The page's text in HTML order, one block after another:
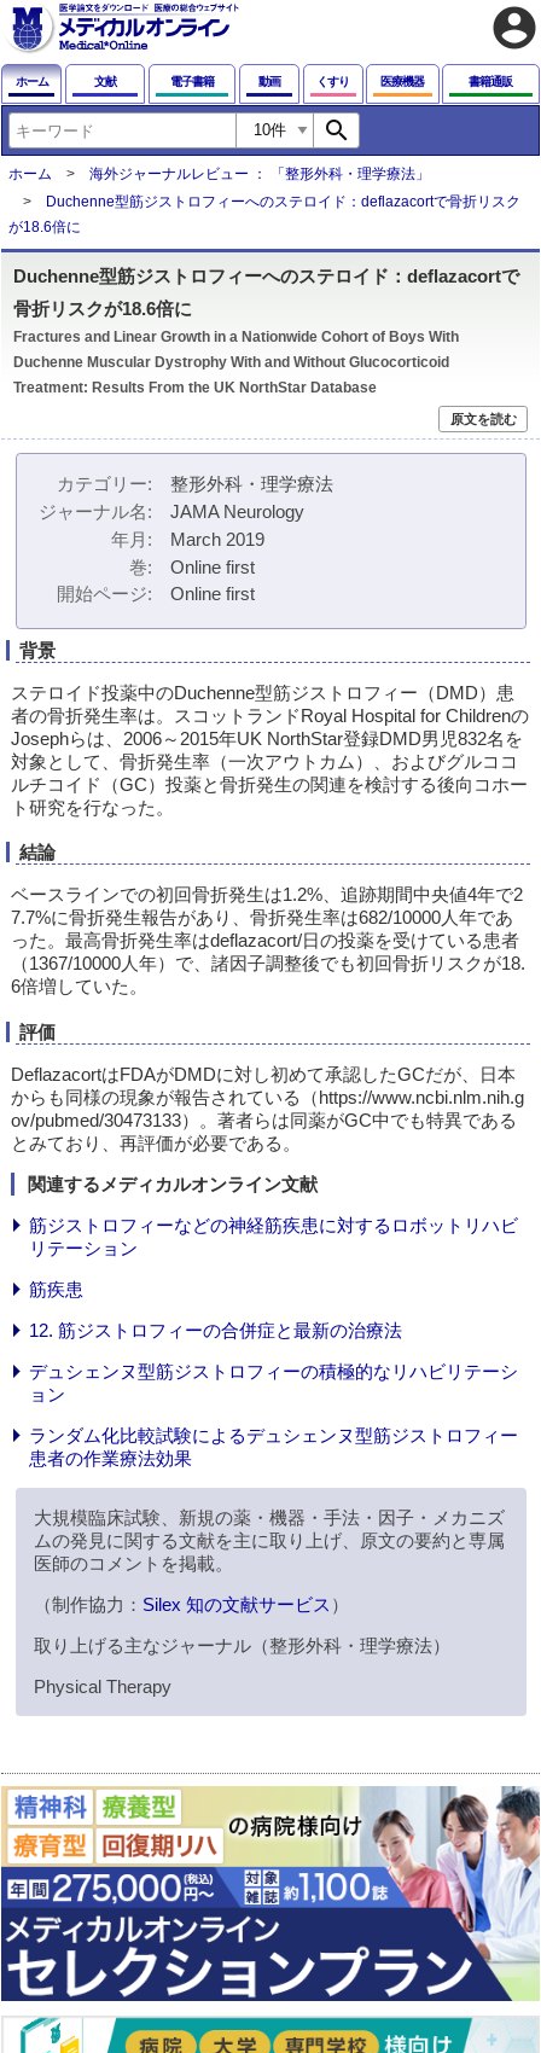
account_circle
ホーム 文献 電子書籍 動画 くすり 医療機器 書籍通販
search
ホーム
海外ジャーナルレビュー ： 「整形外科・理学療法」
Duchenne型筋ジストロフィーへのステロイド：deflazacortで骨折リスク
が18.6倍に
Duchenne型筋ジストロフィーへのステロイド：deflazacortで
骨折リスクが18.6倍に
Fractures and Linear Growth in a Nationwide Cohort of Boys With
Duchenne Muscular Dystrophy With and Without Glucocorticoid
Treatment: Results From the UK NorthStar Database
原文を読む
カテゴリー
整形外科・理学療法
ジャーナル名
JAMA Neurology
年月
March 2019
巻
Online first
開始ページ
Online first
背景
ステロイド投薬中のDuchenne型筋ジストロフィー（DMD）患
者の骨折発生率は。スコットランドRoyal Hospital for Childrenの
Josephらは、2006～2015年UK NorthStar登録DMD男児832名を
対象として、骨折発生率（一次アウトカム）、およびグルココ
ルチコイド（GC）投薬と骨折発生の関連を検討する後向コホー
ト研究を行なった。
結論
ベースラインでの初回骨折発生は1.2%、追跡期間中央値4年で2
7.7%に骨折発生報告があり、骨折発生率は682/10000人年であ
った。最高骨折発生率はdeflazacort/日の投薬を受けている患者
（1367/10000人年）で、諸因子調整後でも初回骨折リスクが18.
6倍増していた。
評価
DeflazacortはFDAがDMDに対し初めて承認したGCだが、日本
からも同様の現象が報告されている（https://www.ncbi.nlm.nih.g
ov/pubmed/30473133）。著者らは同薬がGC中でも特異である
とみており、再評価が必要である。
関連するメディカルオンライン文献
筋ジストロフィーなどの神経筋疾患に対するロボットリハビ
リテーション
筋疾患
12. 筋ジストロフィーの合併症と最新の治療法
デュシェンヌ型筋ジストロフィーの積極的なリハビリテーシ
ョン
ランダム化比較試験によるデュシェンヌ型筋ジストロフィー
患者の作業療法効果
大規模臨床試験、新規の薬・機器・手法・因子・メカニズ
ムの発見に関する文献を主に取り上げ、原文の要約と専属
医師のコメントを掲載。
（制作協力： Silex 知の文献サービス ）
取り上げる主なジャーナル（整形外科・理学療法）
Physical Therapy